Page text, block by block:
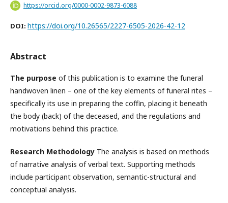
https://orcid.org/0000-0002-9873-6088
DOI: https://doi.org/10.26565/2227-6505-2026-42-12
Abstract
The purpose of this publication is to examine the funeral
handwoven linen – one of the key elements of funeral rites –
specifically its use in preparing the coffin, placing it beneath
the body (back) of the deceased, and the regulations and
motivations behind this practice.
Research Methodology The analysis is based on methods
of narrative analysis of verbal text. Supporting methods
include participant observation, semantic-structural and
conceptual analysis.